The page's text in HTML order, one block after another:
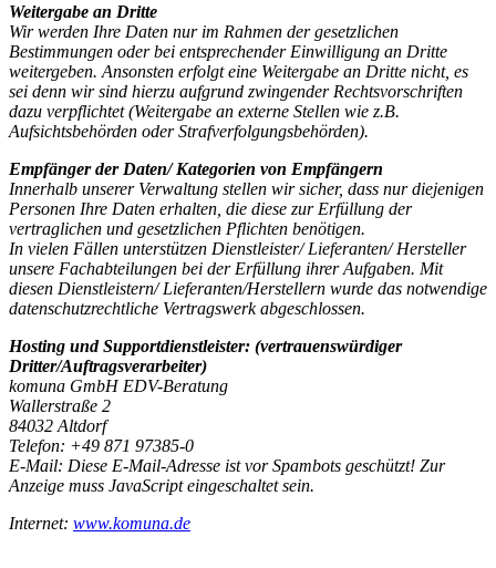
Weitergabe an Dritte
Wir werden Ihre Daten nur im Rahmen der gesetzlichen
Bestimmungen oder bei entsprechender Einwilligung an Dritte
weitergeben. Ansonsten erfolgt eine Weitergabe an Dritte nicht, es
sei denn wir sind hierzu aufgrund zwingender Rechtsvorschriften
dazu verpflichtet (Weitergabe an externe Stellen wie z.B.
Aufsichtsbehörden oder Strafverfolgungsbehörden).
Empfänger der Daten/ Kategorien von Empfängern
Innerhalb unserer Verwaltung stellen wir sicher, dass nur diejenigen
Personen Ihre Daten erhalten, die diese zur Erfüllung der
vertraglichen und gesetzlichen Pflichten benötigen.
In vielen Fällen unterstützen Dienstleister/ Lieferanten/ Hersteller
unsere Fachabteilungen bei der Erfüllung ihrer Aufgaben. Mit
diesen Dienstleistern/ Lieferanten/Herstellern wurde das notwendige
datenschutzrechtliche Vertragswerk abgeschlossen.
Hosting und Supportdienstleister: (vertrauenswürdiger
Dritter/Auftragsverarbeiter)
komuna GmbH EDV-Beratung
Wallerstraße 2
84032 Altdorf
Telefon: +49 871 97385-0
E-Mail: Diese E-Mail-Adresse ist vor Spambots geschützt! Zur
Anzeige muss JavaScript eingeschaltet sein.
Internet: www.komuna.de